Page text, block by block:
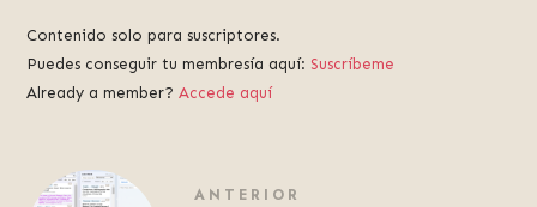
Contenido solo para suscriptores.
Puedes conseguir tu membresía aquí: Suscríbeme
Already a member?Accede aquí
ANTERIOR